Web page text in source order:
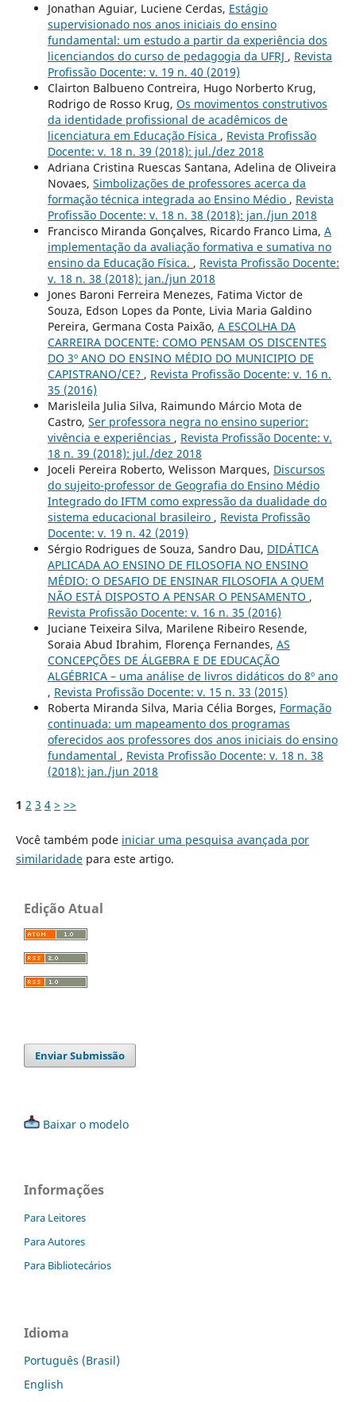
Jonathan Aguiar, Luciene Cerdas, Estágio
supervisionado nos anos iniciais do ensino
fundamental: um estudo a partir da experiência dos
licenciandos do curso de pedagogia da UFRJ , Revista
Profissão Docente: v. 19 n. 40 (2019)
Clairton Balbueno Contreira, Hugo Norberto Krug,
Rodrigo de Rosso Krug, Os movimentos construtivos
da identidade profissional de acadêmicos de
licenciatura em Educação Física , Revista Profissão
Docente: v. 18 n. 39 (2018): jul./dez 2018
Adriana Cristina Ruescas Santana, Adelina de Oliveira
Novaes, Simbolizações de professores acerca da
formação técnica integrada ao Ensino Médio , Revista
Profissão Docente: v. 18 n. 38 (2018): jan./jun 2018
Francisco Miranda Gonçalves, Ricardo Franco Lima, A
implementação da avaliação formativa e sumativa no
ensino da Educação Física. , Revista Profissão Docente:
v. 18 n. 38 (2018): jan./jun 2018
Jones Baroni Ferreira Menezes, Fatima Victor de
Souza, Edson Lopes da Ponte, Livia Maria Galdino
Pereira, Germana Costa Paixão, A ESCOLHA DA
CARREIRA DOCENTE: COMO PENSAM OS DISCENTES
DO 3º ANO DO ENSINO MÉDIO DO MUNICIPIO DE
CAPISTRANO/CE? , Revista Profissão Docente: v. 16 n.
35 (2016)
Marisleila Julia Silva, Raimundo Márcio Mota de
Castro, Ser professora negra no ensino superior:
vivência e experiências , Revista Profissão Docente: v.
18 n. 39 (2018): jul./dez 2018
Joceli Pereira Roberto, Welisson Marques, Discursos
do sujeito-professor de Geografia do Ensino Médio
Integrado do IFTM como expressão da dualidade do
sistema educacional brasileiro , Revista Profissão
Docente: v. 19 n. 42 (2019)
Sérgio Rodrigues de Souza, Sandro Dau, DIDÁTICA
APLICADA AO ENSINO DE FILOSOFIA NO ENSINO
MÉDIO: O DESAFIO DE ENSINAR FILOSOFIA A QUEM
NÃO ESTÁ DISPOSTO A PENSAR O PENSAMENTO ,
Revista Profissão Docente: v. 16 n. 35 (2016)
Juciane Teixeira Silva, Marilene Ribeiro Resende,
Soraia Abud Ibrahim, Florença Fernandes, AS
CONCEPÇÕES DE ÁLGEBRA E DE EDUCAÇÃO
ALGÉBRICA – uma análise de livros didáticos do 8º ano
, Revista Profissão Docente: v. 15 n. 33 (2015)
Roberta Miranda Silva, Maria Célia Borges, Formação
continuada: um mapeamento dos programas
oferecidos aos professores dos anos iniciais do ensino
fundamental , Revista Profissão Docente: v. 18 n. 38
(2018): jan./jun 2018
1 2 3 4 > >>
Você também pode iniciar uma pesquisa avançada por
similaridadepara este artigo.
Edição Atual
Enviar Submissão
Baixar o modelo
Informações
Para Leitores
Para Autores
Para Bibliotecários
Idioma
Português (Brasil)
English